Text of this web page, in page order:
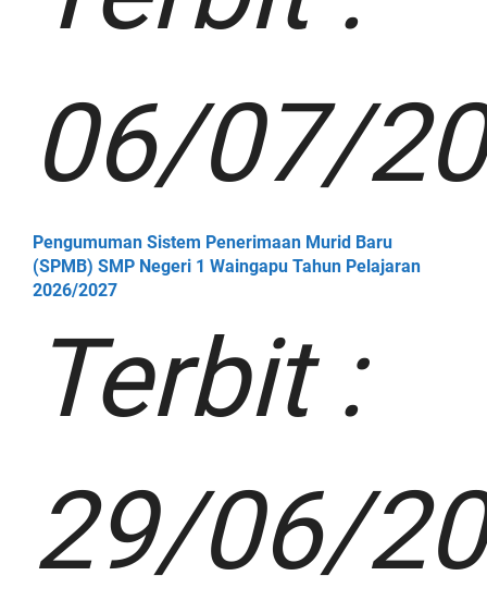
06/07/
Pengumuman Sistem Penerimaan Murid Baru
(SPMB) SMP Negeri 1 Waingapu Tahun Pelajaran
2026/2027
Terbit :
29/06/